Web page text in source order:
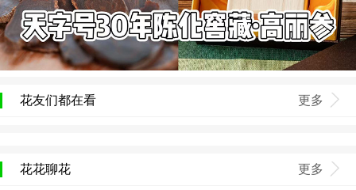
花友们都在看 更多
花花聊花 更多